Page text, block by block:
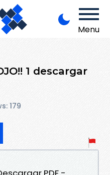
Menu
1 descargar
179